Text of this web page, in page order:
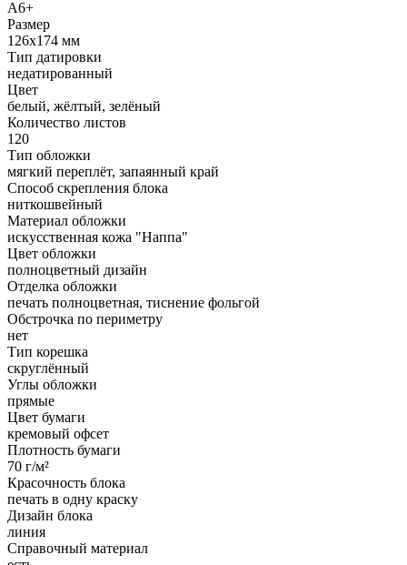
А6+
Размер
126х174 мм
Тип датировки
недатированный
Цвет
белый, жёлтый, зелёный
Количество листов
120
Тип обложки
мягкий переплёт, запаянный край
Способ скрепления блока
ниткошвейный
Материал обложки
искусственная кожа "Наппа"
Цвет обложки
полноцветный дизайн
Отделка обложки
печать полноцветная, тиснение фольгой
Обстрочка по периметру
нет
Тип корешка
скруглённый
Углы обложки
прямые
Цвет бумаги
кремовый офсет
Плотность бумаги
70 г/м²
Красочность блока
печать в одну краску
Дизайн блока
линия
Справочный материал